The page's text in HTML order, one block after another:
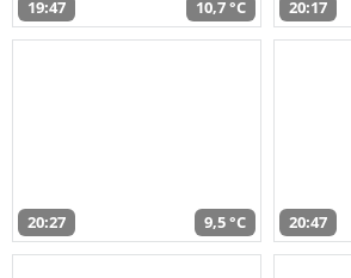
19:47 10,7 °C 20:17
20:27 9,5 °C 20:47